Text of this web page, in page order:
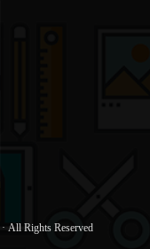
· All Rights Reserved